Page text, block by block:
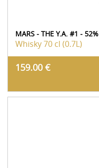
MARS - THE Y.A. #1 - 52%
Whisky70 cl (0.7L)
159.00 €